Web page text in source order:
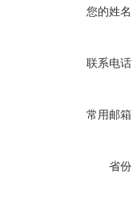
您的姓名
联系电话
常用邮箱
省份